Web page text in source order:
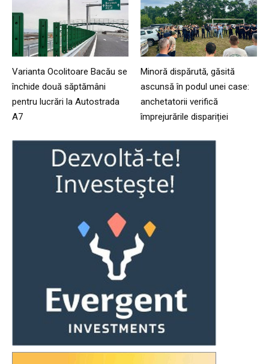
Varianta Ocolitoare Bacău se
închide două săptămâni
pentru lucrări la Autostrada
A7
Minoră dispărută, găsită
ascunsă în podul unei case:
anchetatorii verifică
împrejurările dispariției